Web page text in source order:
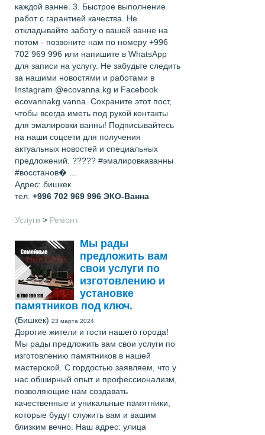
каждой ванне. 3. Быстрое выполнение
работ с гарантией качества. Не
откладывайте заботу о вашей ванне на
потом - позвоните нам по номеру +996
702 969 996 или напишите в WhatsApp
для записи на услугу. Не забудьте следить
за нашими новостями и работами в
Instagram @ecovanna.kg и Facebook
ecovannakg.vanna. Сохраните этот пост,
чтобы всегда иметь под рукой контакты
для эмалировки ванны! Подписывайтесь
на наши соцсети для получения
актуальных новостей и специальных
предложений. ????? #эмалировкаванны
#восстанов� ...
Адрес: бишкек
тел. +996 702 969 996 ЭКО-Ванна
Услуги > Ремонт
Мы рады
предложить вам
свои услуги по
изготовлению и
установке
памятников под ключ.
(Бишкек) 23 марта 2024
Дорогие жители и гости нашего города!
Мы рады предложить вам свои услуги по
изготовлению памятников в нашей
мастерской. С гордостью заявляем, что у
нас обширный опыт и профессионализм,
позволяющие нам создавать
качественные и уникальные памятники,
которые будут служить вам и вашим
близким вечно. Наш адрес: улица